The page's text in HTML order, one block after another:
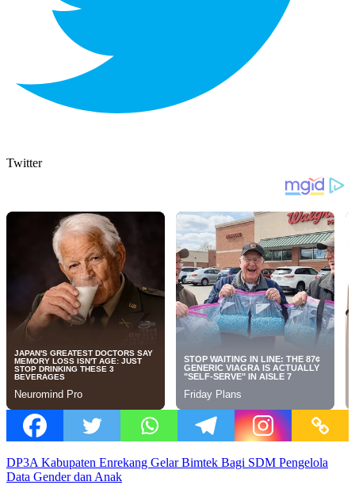
Twitter
DP3A Kabupaten Enrekang Gelar Bimtek Bagi SDM Pengelola
Data Gender dan Anak